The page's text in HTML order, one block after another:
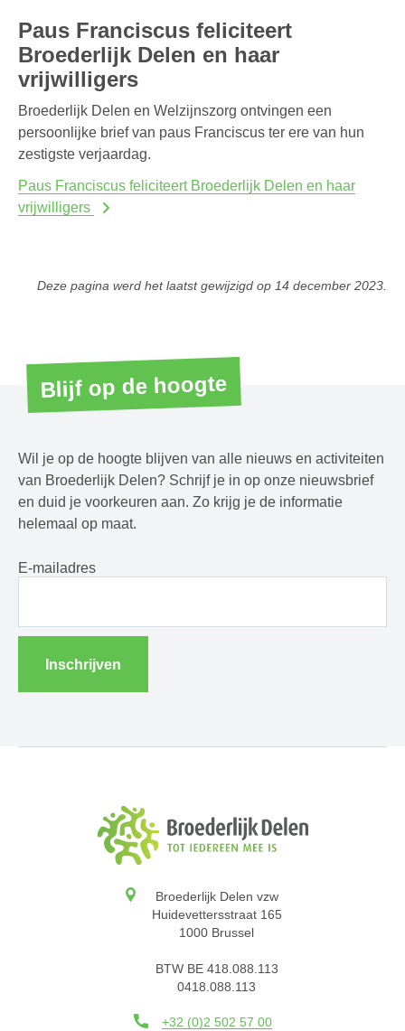
Paus Franciscus feliciteert
Broederlijk Delen en haar
vrijwilligers
Broederlijk Delen en Welzijnszorg ontvingen een
persoonlijke brief van paus Franciscus ter ere van hun
zestigste verjaardag.
Paus Franciscus feliciteert Broederlijk Delen en haar
vrijwilligers
Deze pagina werd het laatst gewijzigd op 14 december 2023
Blijf op de hoogte
Wil je op de hoogte blijven van alle nieuws en activiteiten
van Broederlijk Delen? Schrijf je in op onze nieuwsbrief
en duid je voorkeuren aan. Zo krijg je de informatie
helemaal op maat.
E-mailadres
Inschrijven
Broederlijk Delen vzw
Huidevettersstraat 165
1000 Brussel
BTW BE 418.088.113
0418.088.113
+32 (0)2 502 57 00